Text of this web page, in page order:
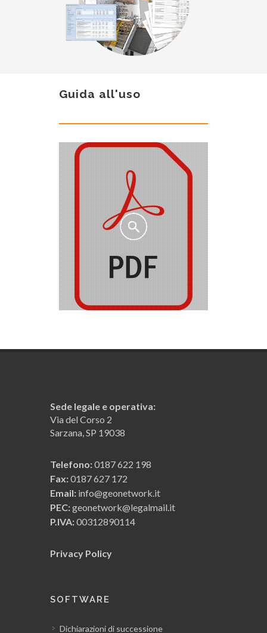
Guida all'uso
Sede legale e operativa:
Via del Corso 2
Sarzana, SP 19038
Telefono:0187 622 198
Fax:0187 627 172
Email: info@geonetwork.it
PEC:geonetwork@legalmail.it
P.IVA:00312890114
Privacy Policy
SOFTWARE
Dichiarazioni di successione